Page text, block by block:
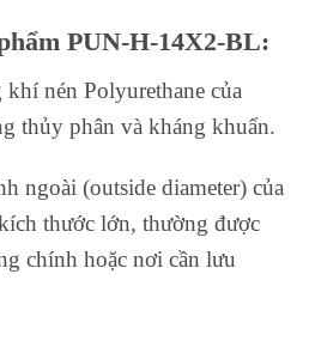
PUN-H-14X2-BL:
nén Polyurethane của
thủy phân và kháng khuẩn.
ngoài (outside diameter) của
thước lớn, thường được
chính hoặc nơi cần lưu